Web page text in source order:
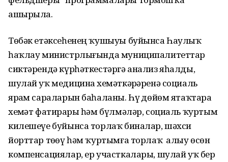
ашырыла.
Төбәк етәксеһенең ҡушыуы буйынса Һаулыҡ
һаҡлау министрлығында муниципалитеттар
сиктәрендә күрһәткестәргә анализ яһалды,
шулай уҡ медицина хеҙмәткәрҙәренә социаль
ярҙам сараларын баһаланы. Һүҙ дөйөм ятаҡтарҙа
хеҙмәт фатирҙары һәм бүлмәләр, социаль ҡуртым
килешеүе буйынса торлаҡ биналар, шәхси
йорттар төҙөү һәм ҡуртымға торлаҡ алыу өсөн
компенсациялар, ер участкалары, шулай уҡ бер